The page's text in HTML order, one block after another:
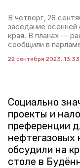
В четверг, 28
заседание
края. В планах —
сообщили в
22 сентября 2023, 13:33
Социально
проекты и
преференции
нефтегазовых
обсудили на
столе в